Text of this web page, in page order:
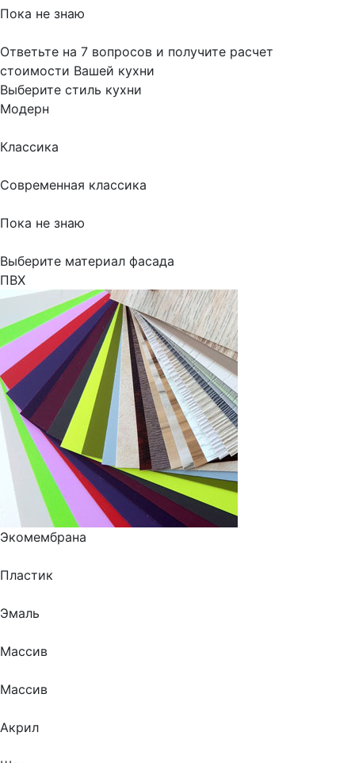
Пока не знаю
Ответьте на 7 вопросов и получите расчет
стоимости Вашей кухни
Выберите стиль кухни
Модерн
Классика
Современная классика
Пока не знаю
Выберите материал фасада
ПВХ
Экомембрана
Пластик
Эмаль
Массив
Массив
Акрил